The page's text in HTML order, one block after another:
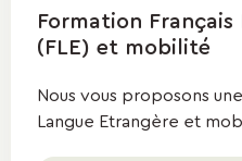
Formation
(FLE) et mobilité
Nous vous proposons
Langue Etrangère et